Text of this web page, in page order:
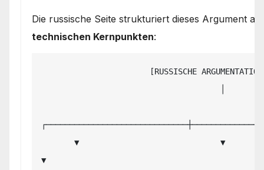
Die russische Seite strukturiert dieses Argument
technischen Kernpunkten:
▼